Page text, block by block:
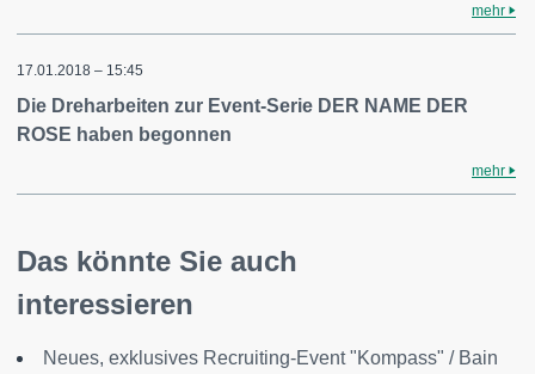
mehr
17.01.2018 – 15:45
Die Dreharbeiten zur Event-Serie DER NAME DER
ROSE haben begonnen
mehr
Das könnte Sie auch
interessieren
Neues, exklusives Recruiting-Event "Kompass" / Bain